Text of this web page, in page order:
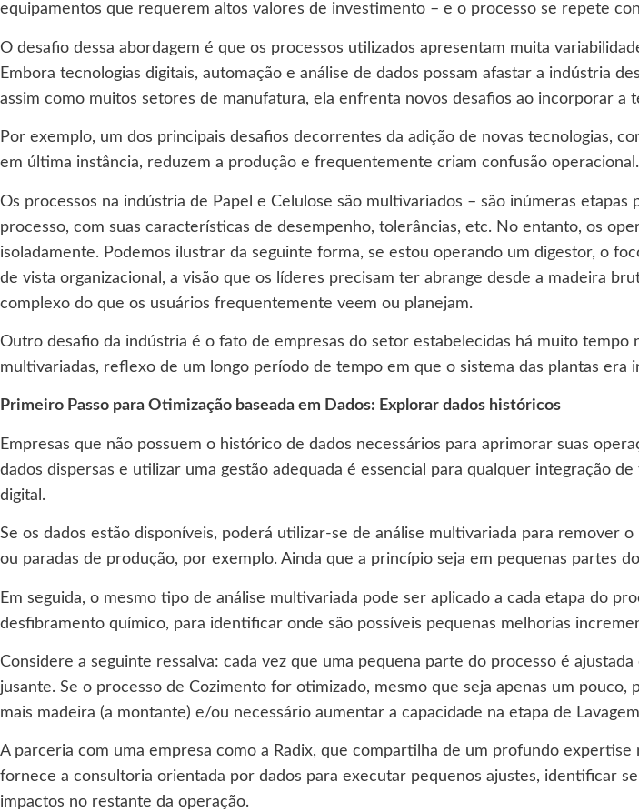
equipamentos que requerem altos valores de investimento – e o processo se repete
O desafio dessa abordagem é que os processos utilizados apresentam muita
Embora tecnologias digitais, automação e análise de dados possam afastar a indústria
assim como muitos setores de manufatura, ela enfrenta novos desafios ao incorporar a
Por exemplo, um dos principais desafios decorrentes da adição de novas tecnologias,
em última instância, reduzem a produção e frequentemente criam confusão operacional.
Os processos na indústria de Papel e Celulose são multivariados – são inúmeras
processo, com suas características de desempenho, tolerâncias, etc. No entanto, os
isoladamente. Podemos ilustrar da seguinte forma, se estou operando um digestor, o
de vista organizacional, a visão que os líderes precisam ter abrange desde a madeira
complexo do que os usuários frequentemente veem ou planejam.
Outro desafio da indústria é o fato de empresas do setor estabelecidas há muito tempo
multivariadas, reflexo de um longo período de tempo em que o sistema das plantas
Primeiro Passo para Otimização baseada em Dados: Explorar dados históricos
Empresas que não possuem o histórico de dados necessários para aprimorar suas
dados dispersas e utilizar uma gestão adequada é essencial para qualquer integração
digital.
Se os dados estão disponíveis, poderá utilizar-se de análise multivariada para
ou paradas de produção, por exemplo. Ainda que a princípio seja em pequenas partes
Em seguida, o mesmo tipo de análise multivariada pode ser aplicado a cada etapa do
desfibramento químico, para identificar onde são possíveis pequenas melhorias
Considere a seguinte ressalva: cada vez que uma pequena parte do processo é
jusante. Se o processo de Cozimento for otimizado, mesmo que seja apenas um
mais madeira (a montante) e/ou necessário aumentar a capacidade na etapa de
A parceria com uma empresa como a Radix, que compartilha de um profundo
fornece a consultoria orientada por dados para executar pequenos ajustes, identificar
impactos no restante da operação.